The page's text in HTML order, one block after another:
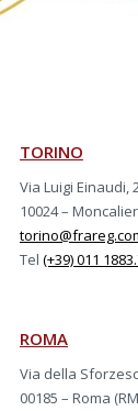
TORINO
Via Luigi Einaudi,
10024 –
Tel (+39) 011
ROMA
Via della
00185 – Roma